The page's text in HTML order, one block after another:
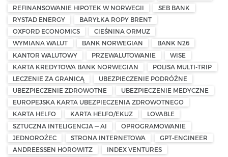
REFINANSOWANIE HIPOTEK W NORWEGII
SEB BANK
RYSTAD ENERGY
BARYŁKA ROPY BRENT
OXFORD ECONOMICS
CIEŚNINA ORMUZ
WYMIANA WALUT
BANK NORWEGIAN
BANK N26
KANTOR WALUTOWY
PRZEWALUTOWANIE
WISE
KARTA KREDYTOWA BANK NORWEGIAN
POLISA MULTI-TRIP
LECZENIE ZA GRANICĄ
UBEZPIECZENIE PODRÓŻNE
UBEZPIECZENIE ZDROWOTNE
UBEZPIECZENIE MEDYCZNE
EUROPEJSKA KARTA UBEZPIECZENIA ZDROWOTNEGO
KARTA HELFO
KARTA HELFO/EKUZ
LOVABLE
SZTUCZNA INTELIGENCJA — AI
OPROGRAMOWANIE
JEDNOROŻEC
STRONA INTERNETOWA
GPT-ENGINEER
ANDREESSEN HOROWITZ
INDEX VENTURES